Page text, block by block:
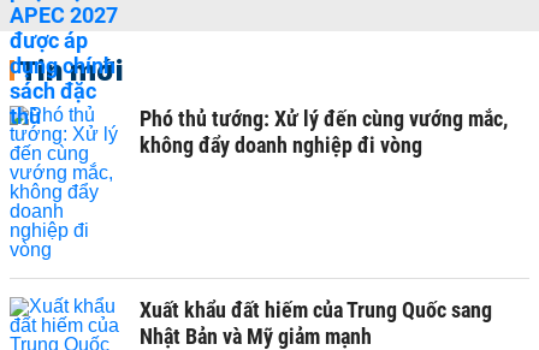
Tin mới
Phó thủ tướng: Xử lý đến cùng vướng mắc,
không đẩy doanh nghiệp đi vòng
Xuất khẩu đất hiếm của Trung Quốc sang
Nhật Bản và Mỹ giảm mạnh